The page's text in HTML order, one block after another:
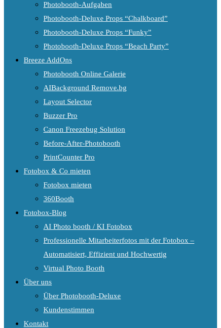
Photobooth-Aufgaben
Photobooth-Deluxe Props “Chalkboard”
Photobooth-Deluxe Props “Funky”
Photobooth-Deluxe Props “Beach Party”
Breeze AddOns
Photobooth Online Galerie
AIBackground Remove.bg
Layout Selector
Buzzer Pro
Canon Freezebug Solution
Before-After-Photobooth
PrintCounter Pro
Fotobox & Co mieten
Fotobox mieten
360Booth
Fotobox-Blog
AI Photo booth / KI Fotobox
Professionelle Mitarbeiterfotos mit der Fotobox –
Automatisiert, Effizient und Hochwertig
Virtual Photo Booth
Über uns
Über Photobooth-Deluxe
Kundenstimmen
Kontakt